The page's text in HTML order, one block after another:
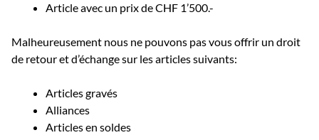
Article avec un prix de CHF 1’500.-
Malheureusement nous ne pouvons pas vous offrir un droit
de retour et d’échange sur les articles suivants:
Articles gravés
Alliances
Articles en soldes